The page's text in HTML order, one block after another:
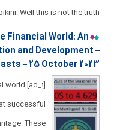
Well this is not the truth,
Financial World: An
and Development –
– 25 October 2023
world
successful
These